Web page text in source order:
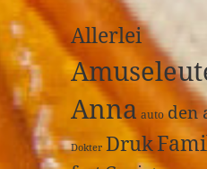
a
a
r
Allerlei
Anna auto den
Dokter Druk